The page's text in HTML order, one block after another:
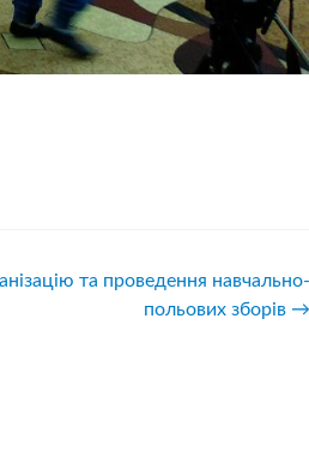
та проведення навчально-
польових зборів →